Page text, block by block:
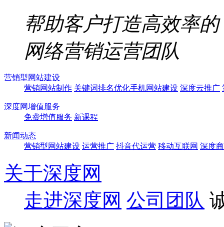
帮助客户打造高效率的
网络营销运营团队
营销型网站建设
营销网站制作 关键词排名优化手机网站建设 深度云推广
深度网增值服务
免费增值服务 新课程
新闻动态
营销型网站建设 运营推广 抖音代运营 移动互联网 深度
关于深度网
走进深度网 公司团队